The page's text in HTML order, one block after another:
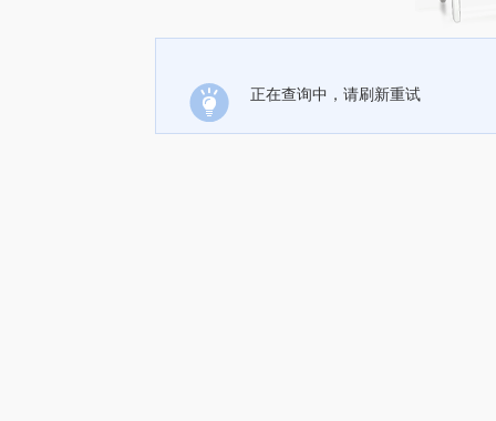
正在查询中，请刷新重试